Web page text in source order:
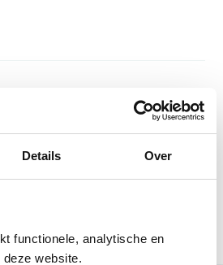
Details Over
functionele, analytische en
website.